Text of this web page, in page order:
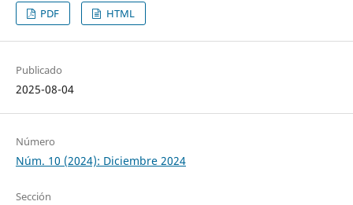
PDF HTML
Publicado
2025-08-04
Número
Núm. 10 (2024): Diciembre 2024
Sección